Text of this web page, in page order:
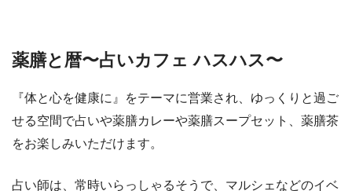
薬膳と暦〜占いカフェ ハスハス〜
『体と心を健康に』をテーマに営業され、ゆっくりと過ご
せる空間で占いや薬膳カレーや薬膳スープセット、薬膳茶
をお楽しみいただけます。
占い師は、常時いらっしゃるそうで、マルシェなどのイベ